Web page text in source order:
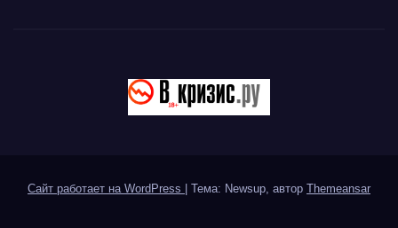
Сайт работает на WordPress | Тема: Newsup, автор Themeansar